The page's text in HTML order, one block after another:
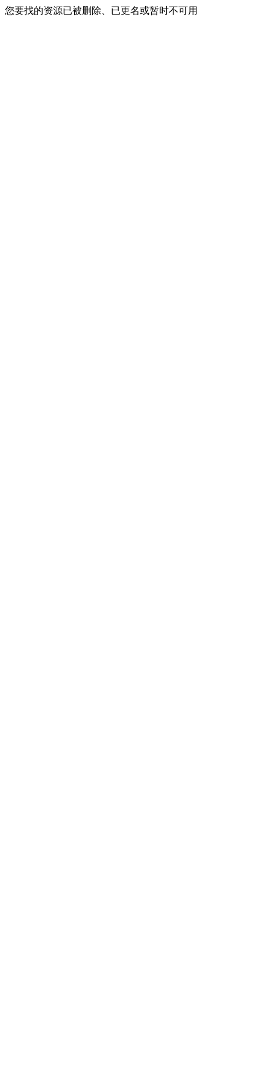
您要找的资源已被删除、已更名或暂时不可用